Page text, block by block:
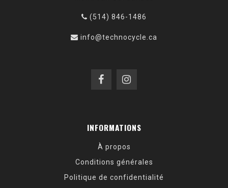
(514) 846-1486
info@technocycle.ca
INFORMATIONS
À propos
Conditions générales
Politique de confidentialité